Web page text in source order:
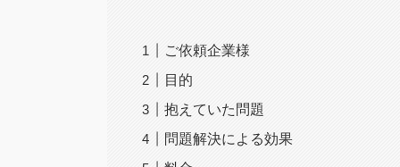
ご依頼企業様
目的
抱えていた問題
問題解決による効果